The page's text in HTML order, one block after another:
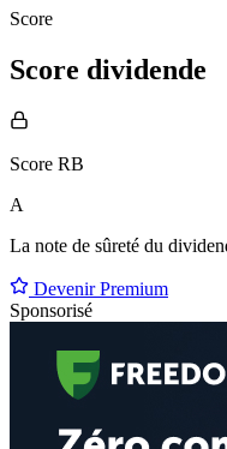
Score
Score dividende
Score RB
A
La note de sûreté du
Devenir Premium
Sponsorisé